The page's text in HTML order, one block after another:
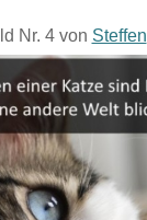
Nr. 4 von Steffen